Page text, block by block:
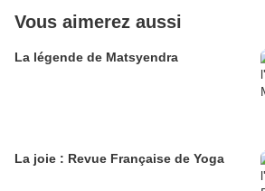
Vous aimerez aussi
La légende de Matsyendra
La joie : Revue Française de Yoga